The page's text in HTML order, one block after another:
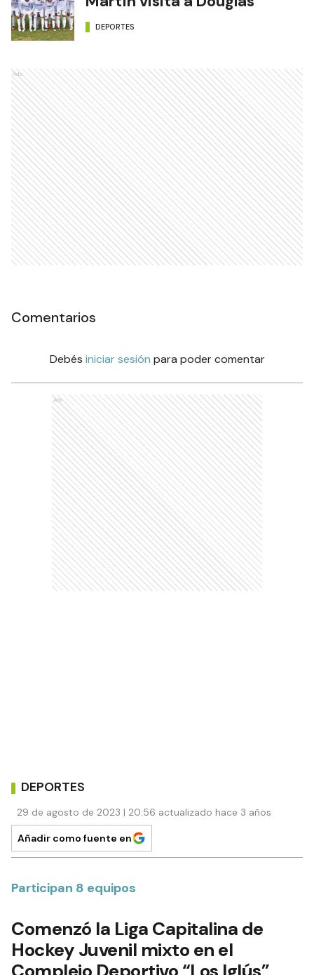
DEPORTES
Ads
Comentarios
Debés iniciar sesión para poder comentar
Ads
DEPORTES
29 de agosto de 2023 | 20:56 actualizado hace 3 años
Añadir como fuente en
Participan 8 equipos
Comenzó la Liga Capitalina de
Hockey Juvenil mixto en el